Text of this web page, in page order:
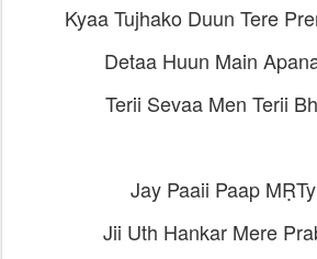
Kyaa Tujhako Duun Tere
Detaa Huun Main
Terii Sevaa Men Terii
Jay Paaii Paap
Jii Uth Hankar Mere